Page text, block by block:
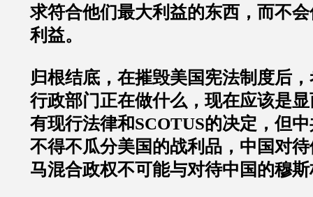
求符合他们最大利益的东西，而不
利益。
归根结底，在摧毁美国宪法制度后
行政部门正在做什么，现在应该是
有现行法律和SCOTUS的决定，但
不得不瓜分美国的战利品，中国对
马混合政权不可能与对待中国的穆